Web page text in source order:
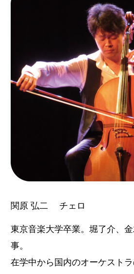
関原 弘二 チェロ
東京音楽大学卒業。堀了介、
事。
在学中から国内のオーケスト